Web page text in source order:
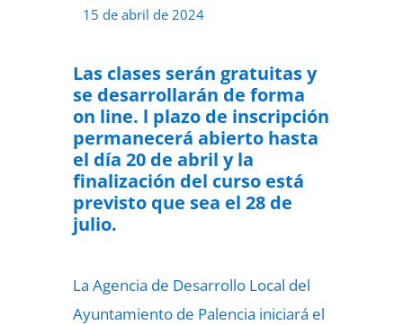
15 de abril de 2024
Las clases serán gratuitas y
se desarrollarán de forma
on line. l plazo de inscripción
permanecerá abierto hasta
el día 20 de abril y la
finalización del curso está
previsto que sea el 28 de
julio.
La Agencia de Desarrollo Local del
Ayuntamiento de Palencia iniciará el